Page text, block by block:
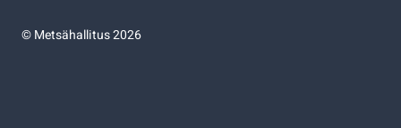
©Metsähallitus 2026